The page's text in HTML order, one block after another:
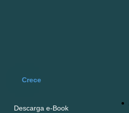
Crece
Descarga e-Book